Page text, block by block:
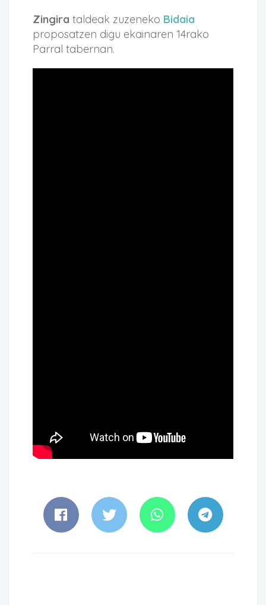
Zingira taldeak zuzeneko Bidaia
proposatzen digu ekainaren 14rako
Parral tabernan.